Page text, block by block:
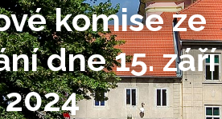
komise ze
dne 15. září
2024